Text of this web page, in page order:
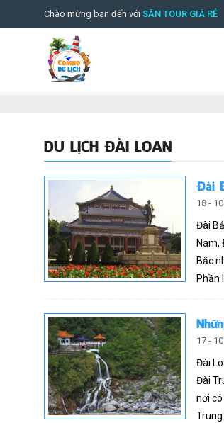
Chào mừng bạn đến với SĂN TOUR GIÁ RẺ
DU LỊCH ĐÀI LOAN
Đài
18 -
Đài
Nam,
Bắc
Phần
17 -
Đài
Đài
nơi
Trung